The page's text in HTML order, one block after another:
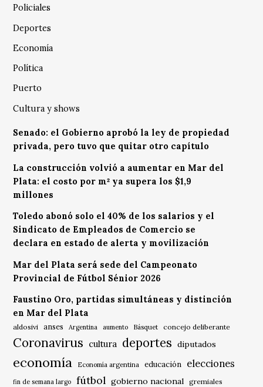
Policiales
Deportes
Economía
Política
Puerto
Cultura y shows
Senado: el Gobierno aprobó la ley de propiedad
privada, pero tuvo que quitar otro capítulo
La construcción volvió a aumentar en Mar del
Plata: el costo por m² ya supera los $1,9
millones
Toledo abonó solo el 40% de los salarios y el
Sindicato de Empleados de Comercio se
declara en estado de alerta y movilización
Mar del Plata será sede del Campeonato
Provincial de Fútbol Sénior 2026
Faustino Oro, partidas simultáneas y distinción
en Mar del Plata
aldosivi anses Argentina aumento Básquet concejo deliberante
Coronavirus cultura deportes diputados
economía Economía argentina educación elecciones
fin de semana largo fútbol gobierno nacional gremiales